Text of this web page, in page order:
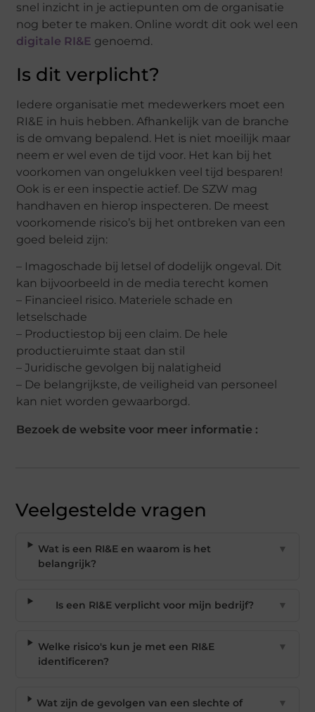
snel inzicht in je actiepunten om de organisatie
nog beter te maken. Online wordt dit ook wel een
digitale RI&E genoemd.
Is dit verplicht?
Iedere organisatie met medewerkers moet een
RI&E in huis hebben. Afhankelijk van de branche
is de omvang bepalend. Het is niet moeilijk maar
neem er wel even de tijd voor. Het kan bij het
voorkomen van ongelukken veel tijd besparen!
Ook is er een inspectie actief. De SZW mag
handhaven en hierop inspecteren. De meest
voorkomende risico’s bij het ontbreken van een
goed beleid zijn:
– Imagoschade bij letsel of dodelijk ongeval. Dit
kan bijvoorbeeld in de media terecht komen
– Financieel risico. Materiele schade en
letselschade
– Productiestop bij een claim. De hele
productieruimte staat dan stil
– Juridische gevolgen bij nalatigheid
– De belangrijkste, de veiligheid van personeel
kan niet worden gewaarborgd.
Bezoek de website voor meer informatie :
Veelgestelde vragen
Wat is een RI&E en waarom is het
belangrijk?
▼
Is een RI&E verplicht voor mijn bedrijf? ▼
Welke risico's kun je met een RI&E
identificeren?
▼
Wat zijn de gevolgen van een slechte of
▼